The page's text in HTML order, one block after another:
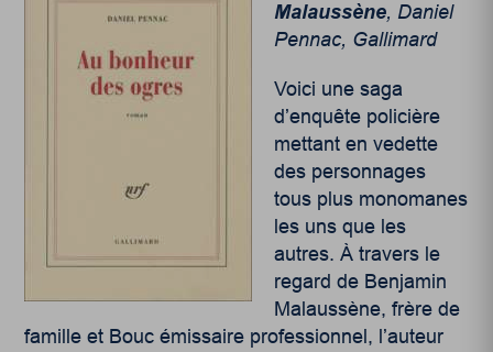
Malaussène, Daniel
Pennac, Gallimard
Voici une saga
d’enquête policière
mettant en vedette
des personnages
tous plus monomanes
les uns que les
autres. À travers le
regard de Benjamin
Malaussène, frère de
famille et Bouc émissaire professionnel, l’auteur